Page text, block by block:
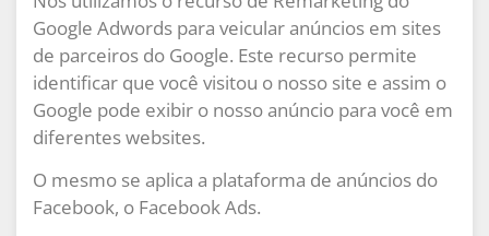
Google Adwords para veicular anúncios em sites
de parceiros do Google. Este recurso permite
identificar que você visitou o nosso site e assim o
Google pode exibir o nosso anúncio para você em
diferentes websites.
O mesmo se aplica a plataforma de anúncios do
Facebook, o Facebook Ads.